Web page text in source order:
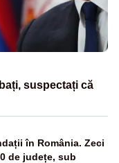
suspectați că
în România. Zeci
de județe, sub